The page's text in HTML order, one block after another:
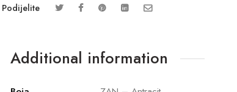
Podijelite
Additional information